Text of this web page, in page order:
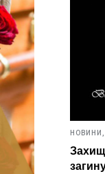
НОВИНИ,